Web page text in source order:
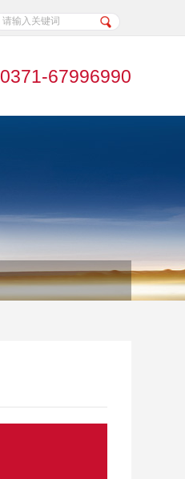
0371-67996990